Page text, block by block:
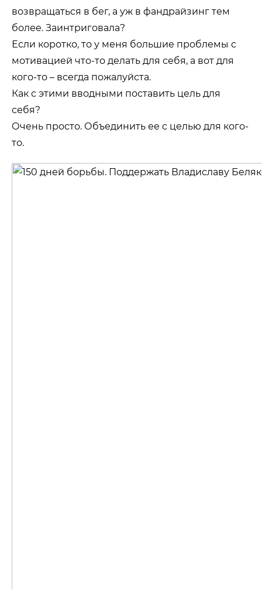
возвращаться в бег, а уж в фандрайзинг тем
более. Заинтриговала?
Если коротко, то у меня большие проблемы с
мотивацией что-то делать для себя, а вот для
кого-то – всегда пожалуйста.
Как с этими вводными поставить цель для
себя?
Очень просто. Объединить ее с целью для кого-
то.